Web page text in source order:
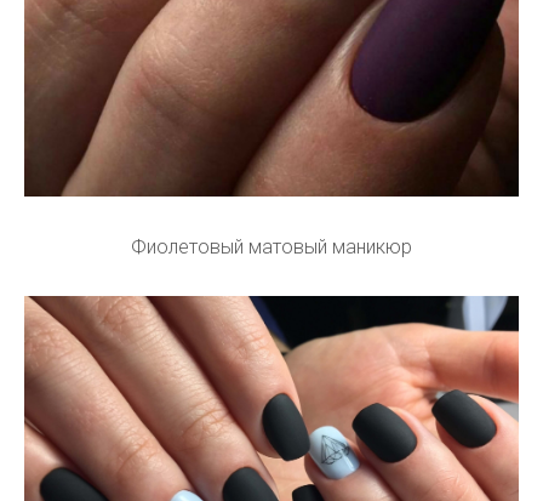
Фиолетовый матовый маникюр